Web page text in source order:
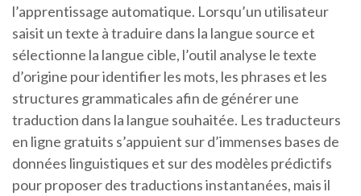
l’apprentissage automatique. Lorsqu’un utilisateur
saisit un texte à traduire dans la langue source et
sélectionne la langue cible, l’outil analyse le texte
d’origine pour identifier les mots, les phrases et les
structures grammaticales afin de générer une
traduction dans la langue souhaitée. Les traducteurs
en ligne gratuits s’appuient sur d’immenses bases de
données linguistiques et sur des modèles prédictifs
pour proposer des traductions instantanées, mais il